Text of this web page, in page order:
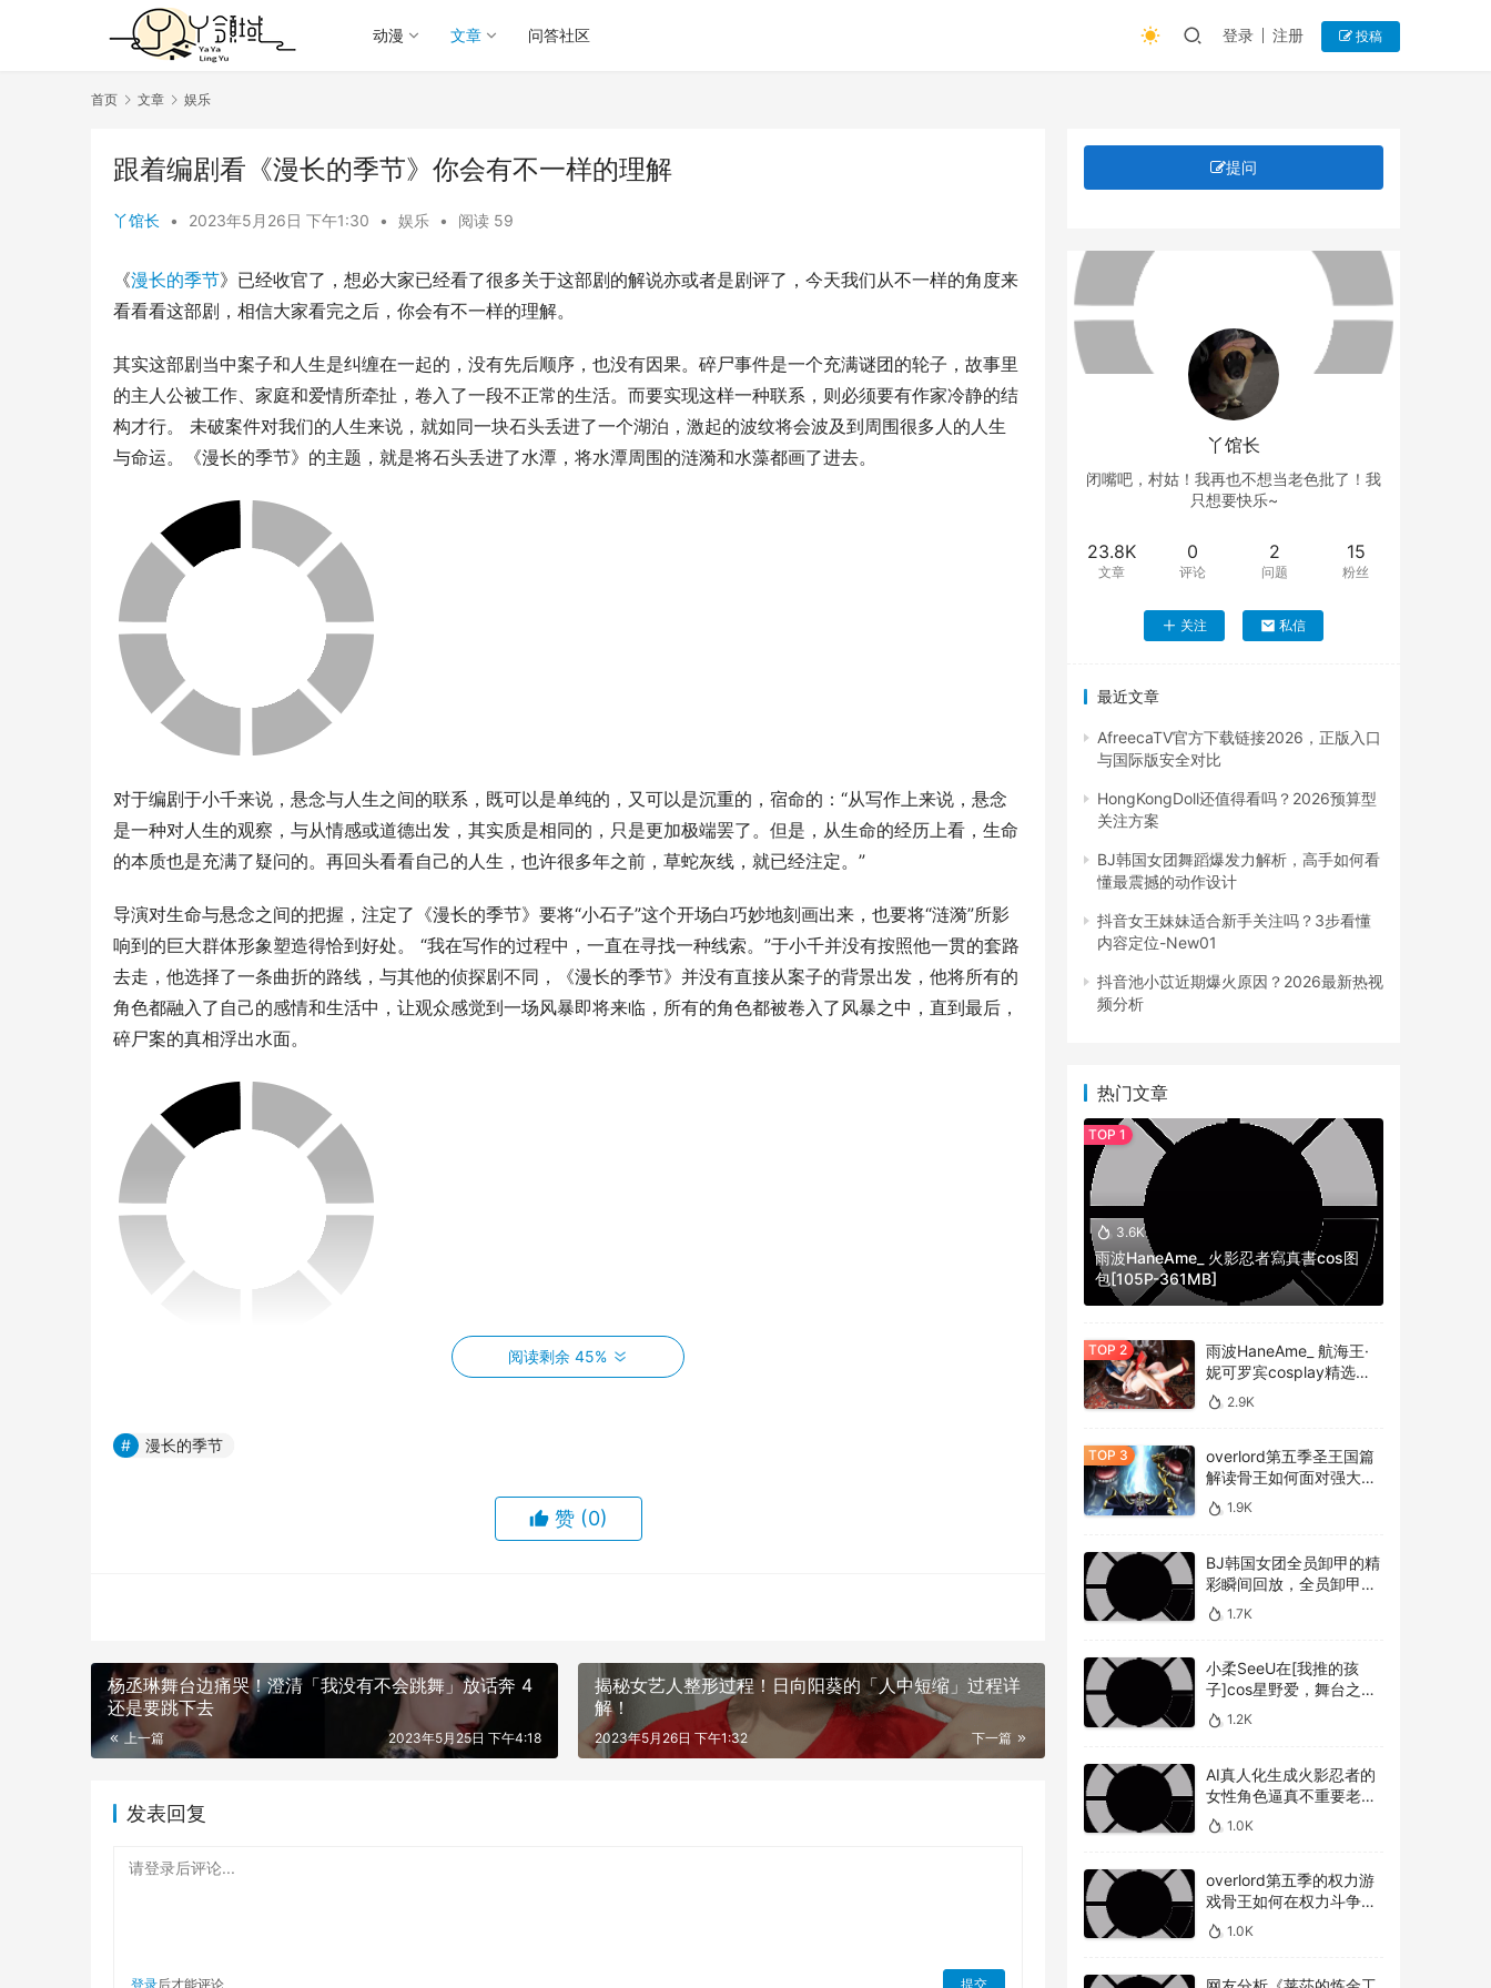
动漫 文章 问答社区 登录 注册 投稿
首页 文章 娱乐
跟着编剧看《漫长的季节》你会有不一样的理解
丫馆长 • 2023年5月26日 下午1:30 • 娱乐 • 阅读 59
《漫长的季节》已经收官了，想必大家已经看了很多关于这部剧的解说亦或者是剧评了，今天我们从不一样的角度来
看看看这部剧，相信大家看完之后，你会有不一样的理解。
其实这部剧当中案子和人生是纠缠在一起的，没有先后顺序，也没有因果。碎尸事件是一个充满谜团的轮子，故事里
的主人公被工作、家庭和爱情所牵扯，卷入了一段不正常的生活。而要实现这样一种联系，则必须要有作家冷静的结
构才行。 未破案件对我们的人生来说，就如同一块石头丢进了一个湖泊，激起的波纹将会波及到周围很多人的人生
与命运。《漫长的季节》的主题，就是将石头丢进了水潭，将水潭周围的涟漪和水藻都画了进去。
对于编剧于小千来说，悬念与人生之间的联系，既可以是单纯的，又可以是沉重的，宿命的：“从写作上来说，悬念
是一种对人生的观察，与从情感或道德出发，其实质是相同的，只是更加极端罢了。但是，从生命的经历上看，生命
的本质也是充满了疑问的。再回头看看自己的人生，也许很多年之前，草蛇灰线，就已经注定。”
导演对生命与悬念之间的把握，注定了《漫长的季节》要将“小石子”这个开场白巧妙地刻画出来，也要将“涟漪”所影
响到的巨大群体形象塑造得恰到好处。 “我在写作的过程中，一直在寻找一种线索。”于小千并没有按照他一贯的套路
去走，他选择了一条曲折的路线，与其他的侦探剧不同，《漫长的季节》并没有直接从案子的背景出发，他将所有的
角色都融入了自己的感情和生活中，让观众感觉到一场风暴即将来临，所有的角色都被卷入了风暴之中，直到最后，
碎尸案的真相浮出水面。
于小千想要让沈墨的每一步都变得更好，他花了不少时间：“沈墨和王响不同，她不是一个简单的角色，也没有一个
三集都不太满意。“自从辛爽导演进来，我们就一直在讨论这个角色，他提出了许多有价值的建议，使得角色的设定
最后，他终于明白了沈墨的性格：你跑了二十多年，又怎么会回到这里?无论沈栋梁最终会不会算计她，她都要回去
差感和纯粹感，再加上蒋奇明那栩栩如生的表演，让他的形象一下子就火了起来。
阅读剩余 45%
漫长的季节
赞 (0)
杨丞琳舞台边痛哭！澄清「我没有不会跳舞」放话奔 4
还是要跳下去
上一篇 2023年5月25日 下午4:18
揭秘女艺人整形过程！日向阳葵的「人中短缩」过程详
解！
下一篇
2023年5月26日 下午1:32
发表回复
请登录后评论...
登录后才能评论 提交
提问
丫馆长
闭嘴吧，村姑！我再也不想当老色批了！我
只想要快乐~
23.8K
文章
0
评论
2
问题
15
粉丝
关注 私信
最近文章
AfreecaTV官方下载链接2026，正版入口
与国际版安全对比
HongKongDoll还值得看吗？2026预算型
关注方案
BJ韩国女团舞蹈爆发力解析，高手如何看
懂最震撼的动作设计
抖音女王妹妹适合新手关注吗？3步看懂
内容定位-New01
抖音池小苡近期爆火原因？2026最新热视
频分析
热门文章
3.6K
雨波HaneAme_ 火影忍者寫真書cos图
包[105P-361MB]
雨波HaneAme_ 航海王·
妮可罗宾cosplay精选作
品 [34P-134MB]
2.9K
overlord第五季圣王国篇
解读骨王如何面对强大的
敌人，overlord第五季圣
王国篇深度解析骨王与敌
1.9K
BJ韩国女团全员卸甲的精
彩瞬间回放，全员卸甲视
频如何观看BJ韩国女团成
员的最精彩时刻？
1.7K
小柔SeeU在[我推的孩
子]cos星野爱，舞台之星
闪耀迷人
1.2K
AI真人化生成火影忍者的
女性角色逼真不重要老婆
美不美才是重点！
1.0K
overlord第五季的权力游
戏骨王如何在权力斗争中
崭露头角，overlord第五
季权力博弈骨王如何在复
1.0K